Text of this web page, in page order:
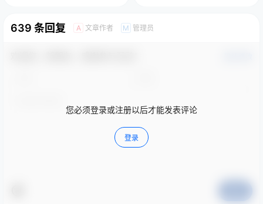
639 条回复 A 文章作者 M 管理员
您必须登录或注册以后才能发表评论
登录